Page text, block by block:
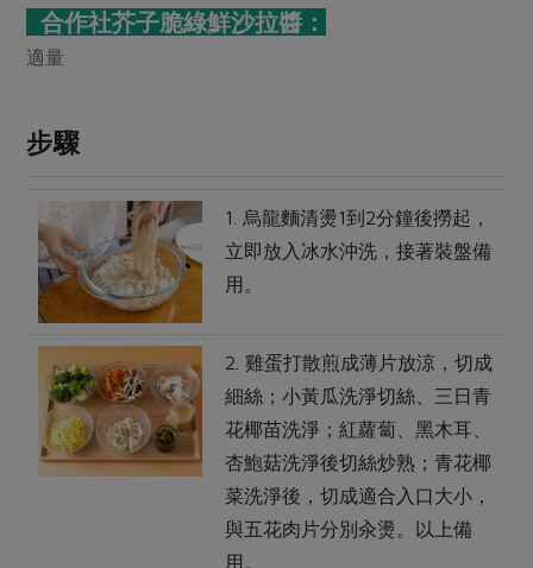
合作社芥子脆綠鮮沙拉醬：
適量
步驟
1. 烏龍麵清燙1到2分鐘後撈起，
立即放入冰水沖洗，接著裝盤備
用。
2. 雞蛋打散煎成薄片放涼，切成
細絲；小黃瓜洗淨切絲、三日青
花椰苗洗淨；紅蘿蔔、黑木耳、
杏鮑菇洗淨後切絲炒熟；青花椰
菜洗淨後，切成適合入口大小，
與五花肉片分別汆燙。以上備
用。